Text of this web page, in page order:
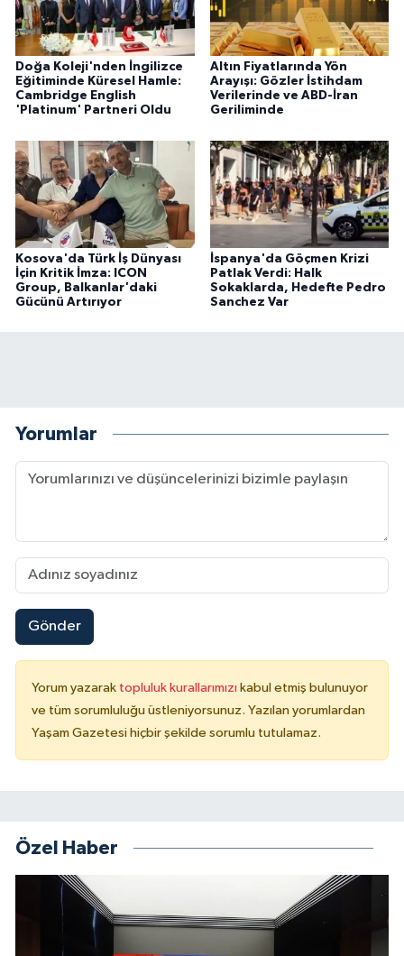
Doğa Koleji'nden İngilizce
Eğitiminde Küresel Hamle:
Cambridge English
'Platinum' Partneri Oldu
Altın Fiyatlarında Yön
Arayışı: Gözler İstihdam
Verilerinde ve ABD-İran
Geriliminde
Kosova'da Türk İş Dünyası
İçin Kritik İmza: ICON
Group, Balkanlar'daki
Gücünü Artırıyor
İspanya'da Göçmen Krizi
Patlak Verdi: Halk
Sokaklarda, Hedefte Pedro
Sanchez Var
Yorumlar
Gönder
Yorum yazarak topluluk kurallarımızı kabul etmiş bulunuyor
ve tüm sorumluluğu üstleniyorsunuz. Yazılan yorumlardan
Yaşam Gazetesi hiçbir şekilde sorumlu tutulamaz.
Özel Haber